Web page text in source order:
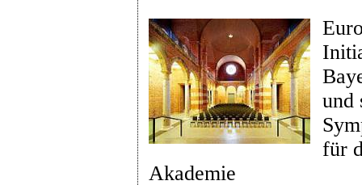
und
für
Akademie